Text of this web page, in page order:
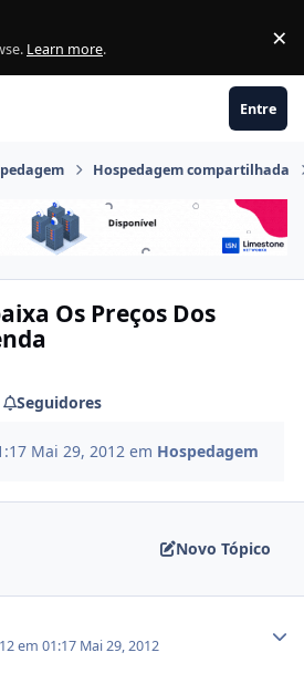
Learn more. ×
Entre
Hospedagem compartilhada
Os Preços Dos
Seguidores
Mai 29, 2012 em Hospedagem
Novo Tópico
em 01:17 Mai 29, 2012